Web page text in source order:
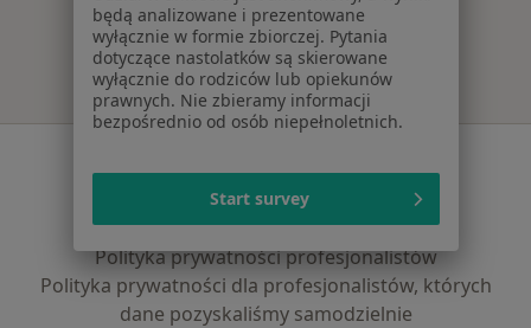
Regulamin
Polityka prywatności pacjentów
Polityka prywatności profesjonalistów
Polityka prywatności dla profesjonalistów, których
dane pozyskaliśmy samodzielnie
będą analizowane i prezentowane
wyłącznie w formie zbiorczej. Pytania
dotyczące nastolatków są skierowane
wyłącznie do rodziców lub opiekunów
prawnych. Nie zbieramy informacji
bezpośrednio od osób niepełnoletnich.
Start survey